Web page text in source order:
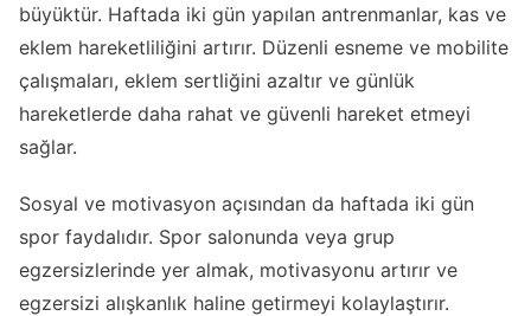
büyüktür. Haftada iki gün yapılan antrenmanlar, kas ve
eklem hareketliliğini artırır. Düzenli esneme ve mobilite
çalışmaları, eklem sertliğini azaltır ve günlük
hareketlerde daha rahat ve güvenli hareket etmeyi
sağlar.
Sosyal ve motivasyon açısından da haftada iki gün
spor faydalıdır. Spor salonunda veya grup
egzersizlerinde yer almak, motivasyonu artırır ve
egzersizi alışkanlık haline getirmeyi kolaylaştırır.